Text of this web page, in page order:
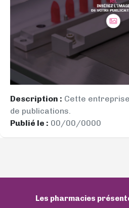
Description : Cette
de publications.
Publié le : 00/00/0000
Les pharmacies